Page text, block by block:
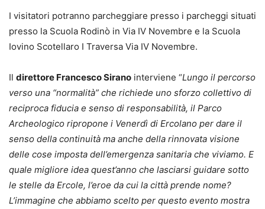
I visitatori potranno parcheggiare presso i parcheggi situati
presso la Scuola Rodinò in Via IV Novembre e la Scuola
Iovino Scotellaro I Traversa Via IV Novembre.
Il direttore Francesco Sirano interviene “Lungo il percorso
verso una “normalità” che richiede uno sforzo collettivo di
reciproca fiducia e senso di responsabilità, il Parco
Archeologico ripropone i Venerdì di Ercolano per dare il
senso della continuità ma anche della rinnovata visione
delle cose imposta dell’emergenza sanitaria che viviamo. E
quale migliore idea quest’anno che lasciarsi guidare sotto
le stelle da Ercole, l’eroe da cui la città prende nome?
L’immagine che abbiamo scelto per questo evento mostra